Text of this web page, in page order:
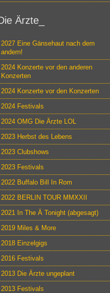
Ärzte_
2027 Eine Gänsehaut nach dem
andern!
2024 Konzerte vor den anderen
Konzerten
2024 Konzerte vor den Konzerten
2024 Festivals
2024 OMG Die Ärzte LOL
2023 Herbst des Lebens
2023 Clubshows
2023 Festivals
2022 Buffalo Bill In Rom
2022 BERLIN TOUR MMXXII
2021 In The Ä Tonight (abgesagt)
2019 Miles & More
2018 Einzelgigs
2016 Festivals
2013 Die Ärzte ungeplant
2013 Festivals